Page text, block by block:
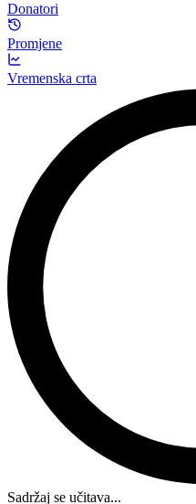
Donatori
Promjene
Vremenska crta
Sadržaj se učitava...